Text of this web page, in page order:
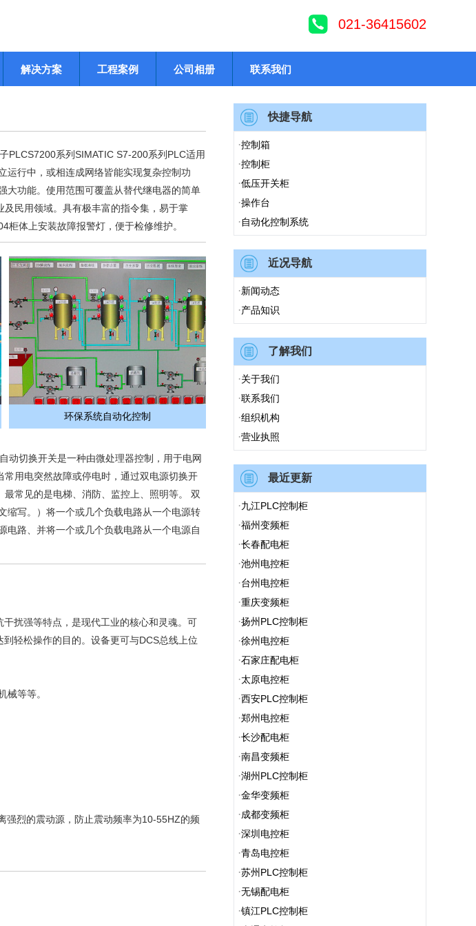
021-36415602
解决方案 工程案例 公司相册 联系我们
PLCS7200系列SIMATIC S7-200系列PLC适用
运行中，或相连成网络皆能实现复杂控制功
大功能。使用范围可覆盖从替代继电器的简单
民用领域。具有极丰富的指令集，易于掌
体上安装故障报警灯，便于检修维护。
环保系统自动化控制
动切换开关是一种由微处理器控制，用于电网
用电突然故障或停电时，通过双电源切换开
常见的是电梯、消防、监控上、照明等。 双
缩写。）将一个或几个负载电路从一个电源转
电路、并将一个或几个负载电路从一个电源自
扰强等特点，是现代工业的核心和灵魂。可
轻松操作的目的。设备更可与DCS总线上位
械等等。
烈的震动源，防止震动频率为10-55HZ的频
快捷导航
·控制箱
·控制柜
·低压开关柜
·操作台
·自动化控制系统
近况导航
·新闻动态
·产品知识
了解我们
·关于我们
·联系我们
·组织机构
·营业执照
最近更新
·九江PLC控制柜
·福州变频柜
·长春配电柜
·池州电控柜
·台州电控柜
·重庆变频柜
·扬州PLC控制柜
·徐州电控柜
·石家庄配电柜
·太原电控柜
·西安PLC控制柜
·郑州电控柜
·长沙配电柜
·南昌变频柜
·湖州PLC控制柜
·金华变频柜
·成都变频柜
·深圳电控柜
·青岛电控柜
·苏州PLC控制柜
·无锡配电柜
·镇江PLC控制柜